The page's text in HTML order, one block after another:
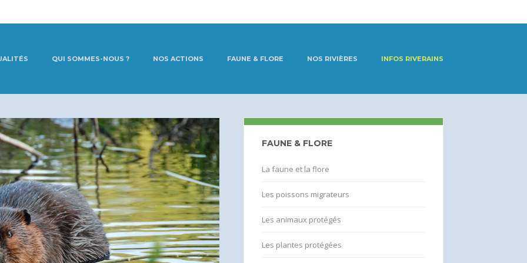
QUI SOMMES-NOUS ? NOS ACTIONS FAUNE & FLORE NOS RIVIÈRES INFOS RIVERAINS
FAUNE & FLORE
La faune et la flore
Les poissons migrateurs
Les animaux protégés
Les plantes protégées